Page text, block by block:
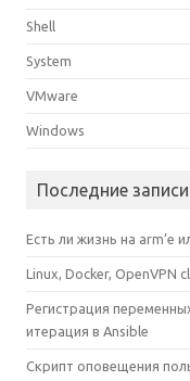
Shell
System
VMware
Windows
Последние записи
Есть ли жизнь на arm’е
Linux, Docker, OpenVPN
Регистрация
итерация в Ansible
Скрипт оповещения